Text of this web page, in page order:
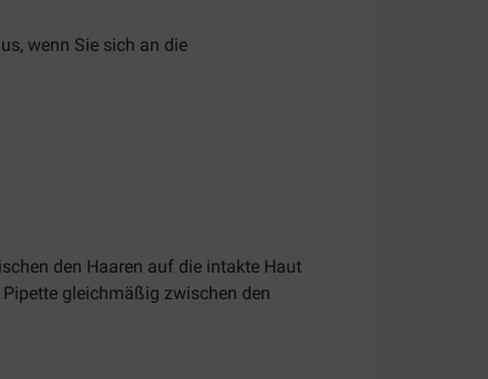
wenn Sie sich an die
den Haaren auf die intakte Haut
gleichmäßig zwischen den